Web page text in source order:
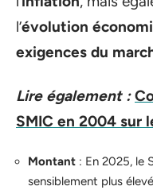
l’évolution
exigences du
Lire également :
SMIC en 2004 sur
Montant : En 2025, le
sensiblement plus